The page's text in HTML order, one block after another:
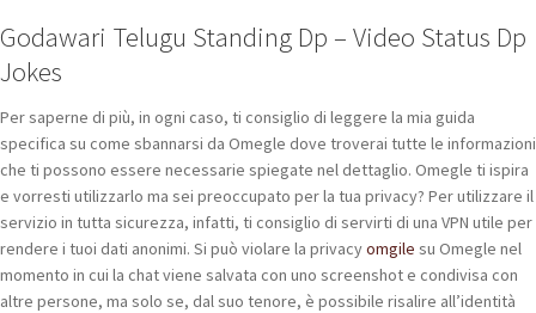
Godawari Telugu Standing Dp – Video Status Dp
Jokes
Per saperne di più, in ogni caso, ti consiglio di leggere la mia guida
specifica su come sbannarsi da Omegle dove troverai tutte le informazioni
che ti possono essere necessarie spiegate nel dettaglio. Omegle ti ispira
e vorresti utilizzarlo ma sei preoccupato per la tua privacy? Per utilizzare il
servizio in tutta sicurezza, infatti, ti consiglio di servirti di una VPN utile per
rendere i tuoi dati anonimi. Si può violare la privacyomgile su Omegle nel
momento in cui la chat viene salvata con uno screenshot e condivisa con
altre persone, ma solo se, dal suo tenore, è possibile risalire all’identità